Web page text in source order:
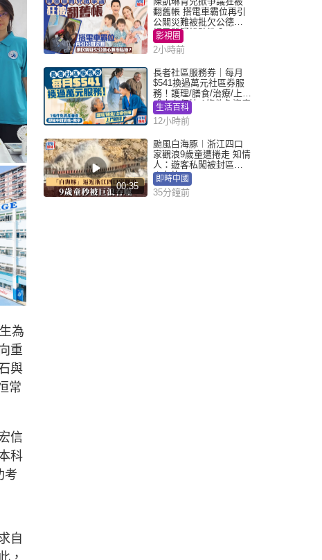
為
重
與
常
信
科
考
自
，
翻舊帳 搭電車霸位再引
公關災難被批欠公德心
網民質疑扮貼地？
影視圈
2小時前
長者社區服務券｜每月
$541換過萬元社區券服
務！護理/膳食/治療/上門
或中心任揀 1條件免資產
審查（附申請資格及教
學）
生活百科
12小時前
00:35
颱風白海豚︱浙江四口
家觀浪9歲童遭捲走 知情
人：遊客私闖被封區域
︱有片
即時中國
35分鐘前